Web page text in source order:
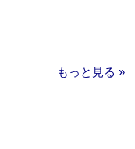
もっと見る »